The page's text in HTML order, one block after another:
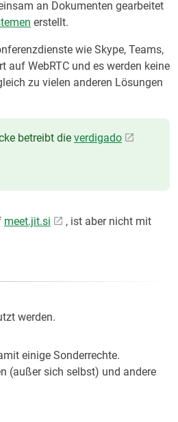
an Dokumenten gearbeitet
erstellt.
wie Skype, Teams,
auf WebRTC und es werden keine
zu vielen anderen Lösungen
betreibt die verdigado
meet.jit.si
, ist aber nicht mit
werden.
einige Sonderrechte.
(außer sich selbst) und andere